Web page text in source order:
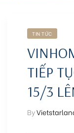
TIN TỨC
TIẾP
15/3
By